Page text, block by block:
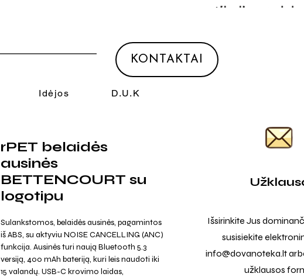
Idėjos D.U.K
KONTAKTAI
rPET belaidės
ausinės
BETTENCOURT su
logotipu
Sulankstomos, belaidės ausinės, pagamintos
iš ABS, su aktyviu NOISE CANCELLING (ANC)
funkcija. Ausinės turi naują Bluetooth 5.3
versiją, 400 mAh bateriją, kuri leis naudoti iki
15 valandų. USB-C krovimo laidas,
Išsirinkite Jus
susisiekite
info@dovanoteka.lt
užklausos